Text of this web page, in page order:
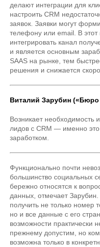
делают интеграции для
настроить CRM
заявок. Заявки могут
телефону или email. В
интегрировать канал
и является основным
SAAS на рынке, тем
решения и снижается
Виталий Зарубин
Возникает необходимость
лидов с CRM — именно
заработком.
Функционально почти
большинство социальных
бережно относятся к
данных, отмечает
получить не только номер
но и все данные с его
возможности практически
прежнему допустим, но
возможна только в